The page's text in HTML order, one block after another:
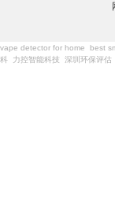
vape detector for home best
科
力控智能科技 深圳环保评估